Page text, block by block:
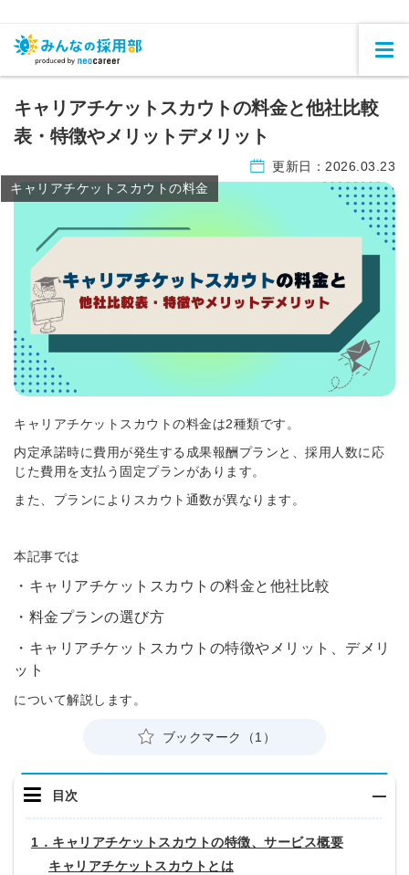
キャリアチケットスカウトの料金と他社比較
表・特徴やメリットデメリット
更新日： 2026.03.23
キャリアチケットスカウトの料金
キャリアチケットスカウトの料金は2種類です。
内定承諾時に費用が発生する成果報酬プランと、採用人数に応
じた費用を支払う固定プランがあります。
また、プランによりスカウト通数が異なります。
本記事では
・キャリアチケットスカウトの料金と他社比較
・料金プランの選び方
・キャリアチケットスカウトの特徴やメリット、デメリ
ット
について解説します。
ブックマーク（1）
目次
1．キャリアチケットスカウトの特徴、サービス概要
キャリアチケットスカウトとは